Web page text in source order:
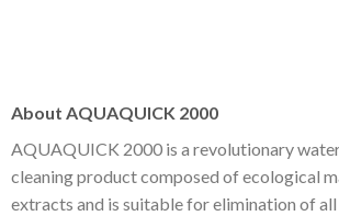
About AQUAQUICK 2000
AQUAQUICK 2000 is a revolutionary
cleaning product composed of ecological
extracts and is suitable for elimination of all